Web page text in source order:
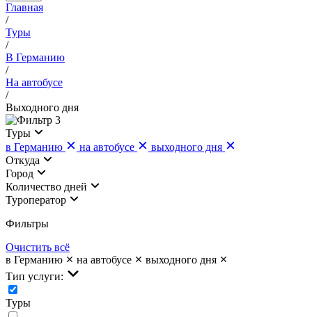
Главная
/
Туры
/
В Германию
/
На автобусе
/
Выходного дня
3
Туры
в Германию
на автобусе
выходного дня
Откуда
Город
Количество дней
Туроператор
Фильтры
Очистить всё
в Германию
на автобусе
выходного дня
Тип услуги:
Туры